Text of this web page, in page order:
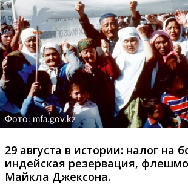
Фото: mfa.gov.kz
29 августа в истории: налог на
индейская резервация,
Майкла Джексона.